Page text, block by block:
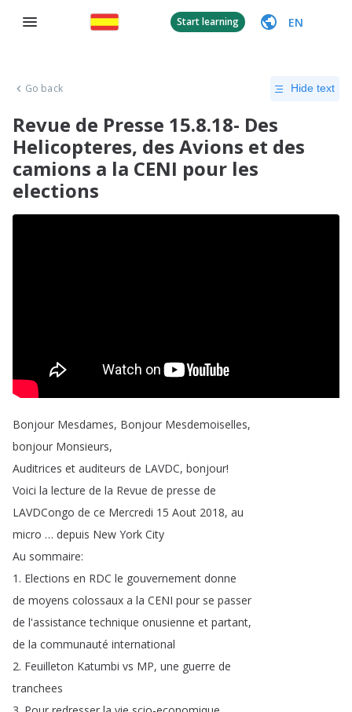
Start learning EN
Go back Hide text
Revue de Presse 15.8.18- Des
Helicopteres, des Avions et des
camions a la CENI pour les
elections
Bonjour Mesdames, Bonjour Mesdemoiselles,
bonjour Monsieurs,
Auditrices et auditeurs de LAVDC, bonjour!
Voici la lecture de la Revue de presse de
LAVDCongo de ce Mercredi 15 Aout 2018, au
micro … depuis New York City
Au sommaire:
1. Elections en RDC le gouvernement donne
de moyens colossaux a la CENI pour se passer
de l'assistance technique onusienne et partant,
de la communauté international
2. Feuilleton Katumbi vs MP, une guerre de
tranchees